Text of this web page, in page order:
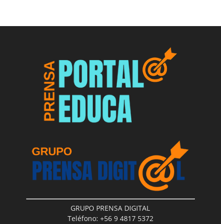
GRUPO PRENSA DIGITAL
Teléfono: +56 9 4817 5372